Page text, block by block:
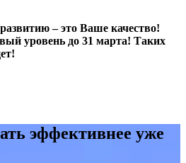
– это Ваше качество!
уровень до 31 марта! Таких
эффективнее уже